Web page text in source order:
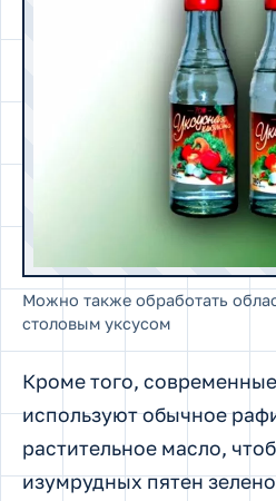
Можно также обработать
столовым уксусом
Кроме того,
используют обычное
растительное масло,
изумрудных пятен